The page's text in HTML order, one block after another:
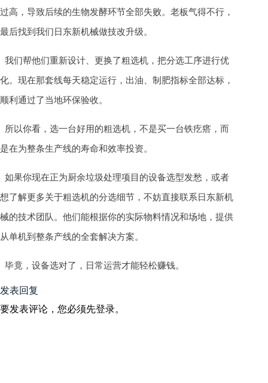
过高，导致后续的生物发酵环节全部失败。老板气得不行，
最后找到我们日东新机械做技改升级。
我们帮他们重新设计、更换了粗选机，把分选工序进行优
化。现在那套线每天稳定运行，出油、制肥指标全部达标，
顺利通过了当地环保验收。
所以你看，选一台好用的粗选机，不是买一台铁疙瘩，而
是在为整条生产线的寿命和效率投资。
如果你现在正为厨余垃圾处理项目的设备选型发愁，或者
想了解更多关于粗选机的分选细节，不妨直接联系日东新机
械的技术团队。他们能根据你的实际物料情况和场地，提供
从单机到整条产线的全套解决方案。
毕竟，设备选对了，日常运营才能轻松赚钱。
发表回复
要发表评论，您必须先登录。